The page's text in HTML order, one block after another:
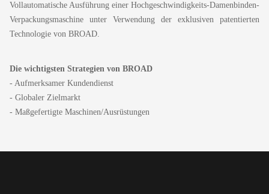
Vollautomatische Ausführung einer Hochgeschwindigkeits-Damenbinden-
Verpackungsmaschine unter Verwendung der exklusiven patentierten
Technologie von BROAD.
Die wichtigsten Strategien von BROAD
- Aufmerksamer Kundendienst
- Globaler Zielmarkt
- Maßgefertigte Maschinen/Ausrüstungen